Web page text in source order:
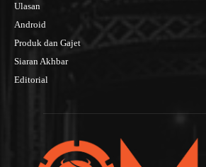
Ulasan
Android
Produk dan Gajet
Siaran Akhbar
Editorial